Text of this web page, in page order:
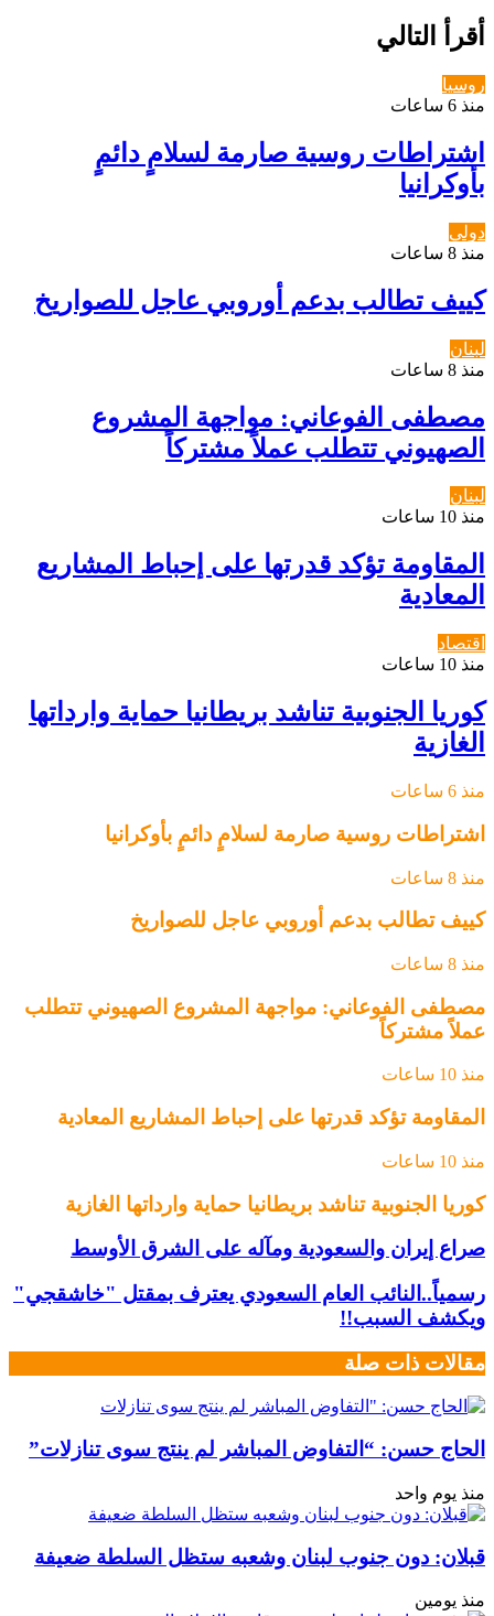
أقرأ التالي
روسيا
منذ 6 ساعات
اشتراطات روسية صارمة لسلامٍ دائمٍ
بأوكرانيا
دولي
منذ 8 ساعات
كييف تطالب بدعم أوروبي عاجل للصواريخ
لبنان
منذ 8 ساعات
مصطفى الفوعاني: مواجهة المشروع
الصهيوني تتطلب عملاً مشتركاً
لبنان
منذ 10 ساعات
المقاومة تؤكد قدرتها على إحباط المشاريع
المعادية
اقتصاد
منذ 10 ساعات
كوريا الجنوبية تناشد بريطانيا حماية وارداتها
الغازية
منذ 6 ساعات
اشتراطات روسية صارمة لسلامٍ دائمٍ بأوكرانيا
منذ 8 ساعات
كييف تطالب بدعم أوروبي عاجل للصواريخ
منذ 8 ساعات
مصطفى الفوعاني: مواجهة المشروع الصهيوني تتطلب
عملاً مشتركاً
منذ 10 ساعات
المقاومة تؤكد قدرتها على إحباط المشاريع المعادية
منذ 10 ساعات
كوريا الجنوبية تناشد بريطانيا حماية وارداتها الغازية
صراع إيران والسعودية ومآله على الشرق الأوسط
رسمياً..النائب العام السعودي يعترف بمقتل "خاشقجي"
ويكشف السبب!!
مقالات ذات صلة
الحاج حسن: “التفاوض المباشر لم ينتج سوى تنازلات”
منذ يوم واحد
قبلان: دون جنوب لبنان وشعبه ستظل السلطة ضعيفة
منذ يومين